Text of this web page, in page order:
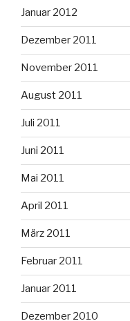
Januar 2012
Dezember 2011
November 2011
August 2011
Juli 2011
Juni 2011
Mai 2011
April 2011
März 2011
Februar 2011
Januar 2011
Dezember 2010